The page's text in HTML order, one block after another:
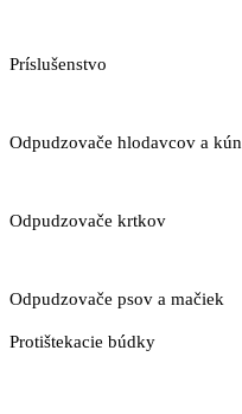
Príslušenstvo
Odpudzovače hlodavcov a kún
Odpudzovače krtkov
Odpudzovače psov a mačiek
Protištekacie búdky